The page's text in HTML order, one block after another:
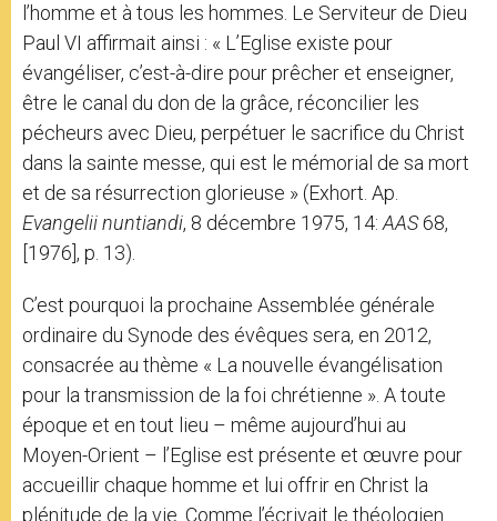
l’homme et à tous les hommes. Le Serviteur de Dieu
Paul VI affirmait ainsi : « L’Eglise existe pour
évangéliser, c’est-à-dire pour prêcher et enseigner,
être le canal du don de la grâce, réconcilier les
pécheurs avec Dieu, perpétuer le sacrifice du Christ
dans la sainte messe, qui est le mémorial de sa mort
et de sa résurrection glorieuse » (Exhort. Ap.
Evangelii nuntiandi, 8 décembre 1975, 14: AAS68,
[1976], p. 13).
C’est pourquoi la prochaine Assemblée générale
ordinaire du Synode des évêques sera, en 2012,
consacrée au thème « La nouvelle évangélisation
pour la transmission de la foi chrétienne ». A toute
époque et en tout lieu – même aujourd’hui au
Moyen-Orient – l’Eglise est présente et œuvre pour
accueillir chaque homme et lui offrir en Christ la
plénitude de la vie. Comme l’écrivait le théologien